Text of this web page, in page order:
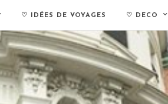
♡ IDÉES DE VOYAGES ♡ DECO